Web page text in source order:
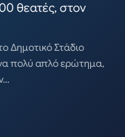
θεατές, στον
Δημοτικό Στάδιο
πολύ απλό ερώτημα,